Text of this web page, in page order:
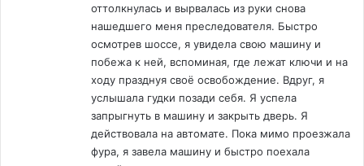
оттолкнулась и вырвалась из руки снова
нашедшего меня преследователя. Быстро
осмотрев шоссе, я увидела свою машину и
побежа к ней, вспоминая, где лежат ключи и на
ходу празднуя своё освобождение. Вдруг, я
услышала гудки позади себя. Я успела
запрыгнуть в машину и закрыть дверь. Я
действовала на автомате. Пока мимо проезжала
фура, я завела машину и быстро поехала